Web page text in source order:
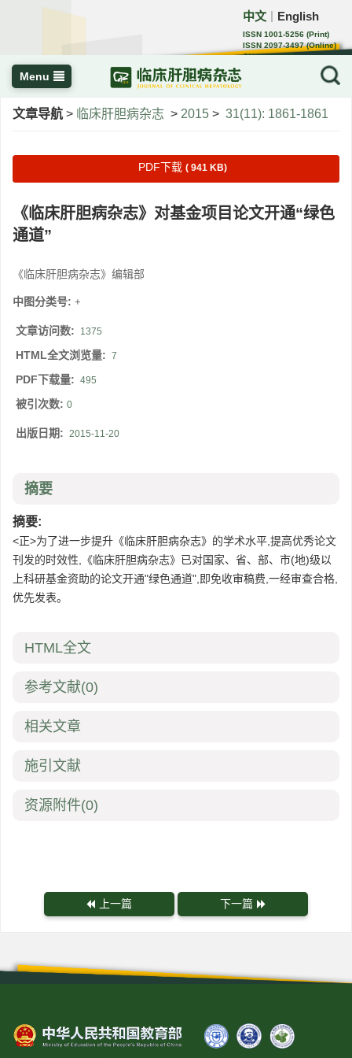
中文 English
ISSN 1001-5256 (Print)
ISSN 2097-3497 (Online)
CN 22-1108/R
Menu
文章导航 > 临床肝胆病杂志 > 2015 > 31(11): 1861-1861
PDF下载 ( 941 KB)
《临床肝胆病杂志》对基金项目论文开通“绿色
通道”
《临床肝胆病杂志》编辑部
中图分类号: +
文章访问数: 1375
HTML全文浏览量: 7
PDF下载量: 495
被引次数: 0
出版日期: 2015-11-20
摘要
摘要:
<正>为了进一步提升《临床肝胆病杂志》的学术水平,提高优秀论文
刊发的时效性,《临床肝胆病杂志》已对国家、省、部、市(地)级以
上科研基金资助的论文开通"绿色通道",即免收审稿费,一经审查合格,
优先发表。
HTML全文
参考文献(0)
相关文章
施引文献
资源附件(0)
上一篇 下一篇